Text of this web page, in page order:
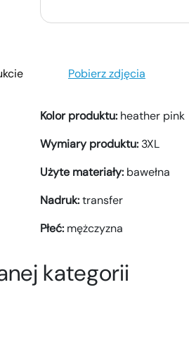
Pobierz zdjęcia
Kolor produktu: heather pink
Wymiary produktu: 3XL
Użyte materiały: bawełna
Nadruk:transfer
Płeć: mężczyzna
kategorii